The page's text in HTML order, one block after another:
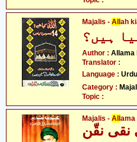
Majalis - All ah
Author : Allama
Translator :
Language : Urdu
Category :
Topic :
Majalis - All ama
نقی نقّن